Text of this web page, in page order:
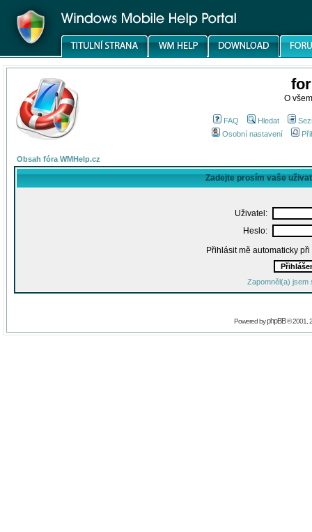
O
FAQ Hledat
Osobní nastavení
Obsah fóra WMHelp.cz
Zadejte prosím vaše
Uživatel:
Heslo:
Přihlásit mě automaticky
Zapomněl(a) jsem
Powered byphpBB© 2001,